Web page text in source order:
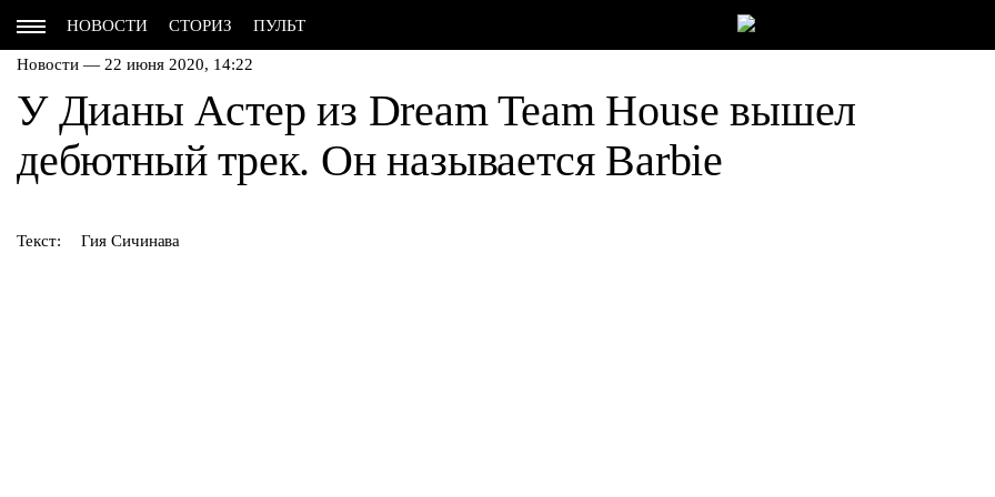
НОВОСТИ СТОРИЗ ПУЛЬТ
Новости — 22 июня 2020, 14:22
У Дианы Астер из Dream Team House вышел
дебютный трек. Он называется Barbie
Текст: Гия Сичинава